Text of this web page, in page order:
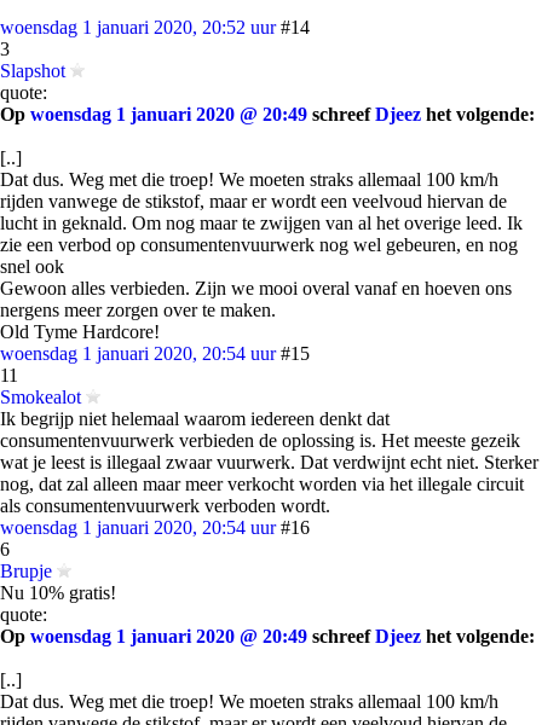
woensdag 1 januari 2020, 20:52 uur #14
3
Slapshot
quote:
Op woensdag 1 januari 2020 @ 20:49 schreefDjeez het volgende:
[..]
Dat dus. Weg met die troep! We moeten straks allemaal 100 km/h
rijden vanwege de stikstof, maar er wordt een veelvoud hiervan de
lucht in geknald. Om nog maar te zwijgen van al het overige leed. Ik
zie een verbod op consumentenvuurwerk nog wel gebeuren, en nog
snel ook
Gewoon alles verbieden. Zijn we mooi overal vanaf en hoeven ons
nergens meer zorgen over te maken.
Old Tyme Hardcore!
woensdag 1 januari 2020, 20:54 uur #15
11
Smokealot
Ik begrijp niet helemaal waarom iedereen denkt dat
consumentenvuurwerk verbieden de oplossing is. Het meeste gezeik
wat je leest is illegaal zwaar vuurwerk. Dat verdwijnt echt niet. Sterker
nog, dat zal alleen maar meer verkocht worden via het illegale circuit
als consumentenvuurwerk verboden wordt.
woensdag 1 januari 2020, 20:54 uur #16
6
Brupje
Nu 10% gratis!
quote:
Op woensdag 1 januari 2020 @ 20:49 schreefDjeez het volgende:
[..]
Dat dus. Weg met die troep! We moeten straks allemaal 100 km/h